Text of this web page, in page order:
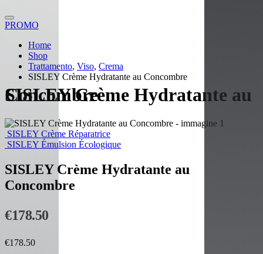
PROMO
Home
Shop
Trattamento, Viso, Crema
SISLEY Crème Hydratante au Concombre
SISLEY Crème Hydratante au Concombre
SISLEY Crème Réparatrice
SISLEY Émulsion Écologique
SISLEY Crème Hydratante au
Concombre
€178.50
€178.50